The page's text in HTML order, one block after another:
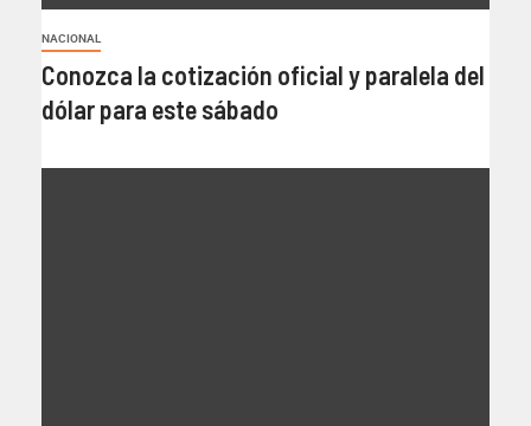
NACIONAL
Conozca la cotización oficial y paralela del
dólar para este sábado